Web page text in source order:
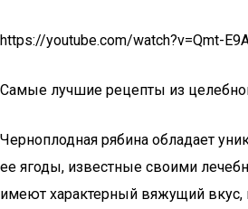
https://youtube.com/watch?v=Qmt-
Самые лучшие рецепты из
Черноплодная рябина обладает
ее ягоды, известные своими
имеют характерный вяжущий